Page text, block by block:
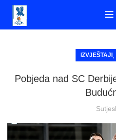
IZVJEŠTAJI
Pobjeda nad SC